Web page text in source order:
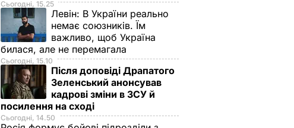
Сьогодні, 15.25
Левін: В України реально
немає союзників. Їм
важливо, щоб Україна
билася, але не перемагала
Сьогодні, 15.10
Після доповіді Драпатого
Зеленський анонсував
кадрові зміни в ЗСУ й
посилення на сході
Сьогодні, 14.50